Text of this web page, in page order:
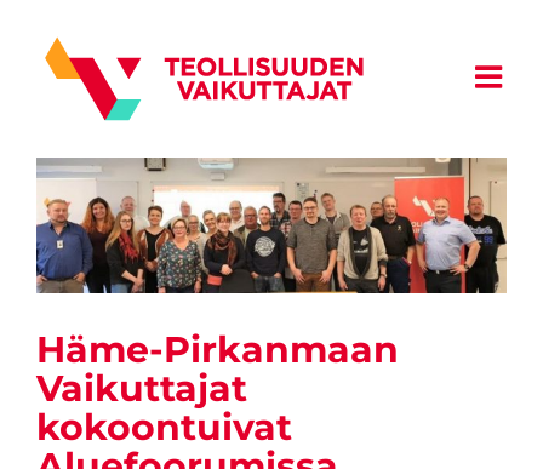
content
Häme-Pirkanmaan
Vaikuttajat
kokoontuivat